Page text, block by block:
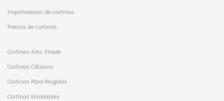
Importadores de cortinas
Precios de cortinas
Cortinas Ares Shade
Cortinas Clásicas
Cortinas Para Pergolas
Cortinas Enrollables